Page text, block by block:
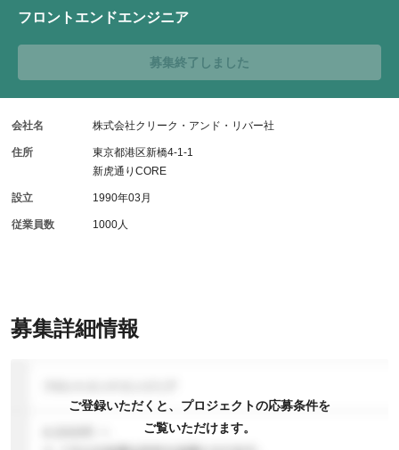
募集詳細情報
ご登録いただくと、プロジェクトの応募条件を
ご覧いただけます。
フロントエンドエンジニア
募集終了しました
会社名 株式会社クリーク・アンド・リバー社
住所
東京都港区新橋4-1-1
新虎通りCORE
設立 1990年03月
従業員数 1000人